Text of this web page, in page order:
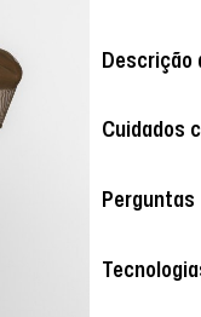
Descrição
Cuidados